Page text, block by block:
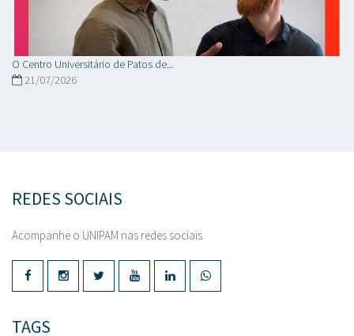
O Centro Universitário de Patos de...
21/07/2026
REDES SOCIAIS
Acompanhe o UNIPAM nas redes sociais.
TAGS